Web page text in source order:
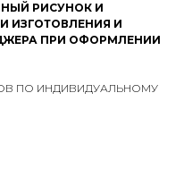
РИСУНОК И
ИЗГОТОВЛЕНИЯ И
ПРИ ОФОРМЛЕНИИ
ПО ИНДИВИДУАЛЬНОМУ